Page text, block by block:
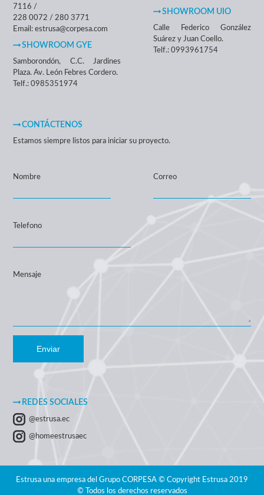
SHOWROOM UIO
Calle Federico González
Suárez y Juan Coello.
Telf.: 0993961754
7116 /
228 0072 / 280 3771
Email: estrusa@corpesa.com
SHOWROOM GYE
Samborondón, C.C. Jardines
Plaza. Av. León Febres Cordero.
Telf.: 0985351974
CONTÁCTENOS
Estamos siempre listos para iniciar su proyecto.
Nombre Correo
Telefono
Mensaje
Enviar
REDES SOCIALES
@estrusa.ec
@homeestrusaec
Estrusa una empresa del Grupo CORPESA © Copyright Estrusa 2019
© Todos los derechos reservados